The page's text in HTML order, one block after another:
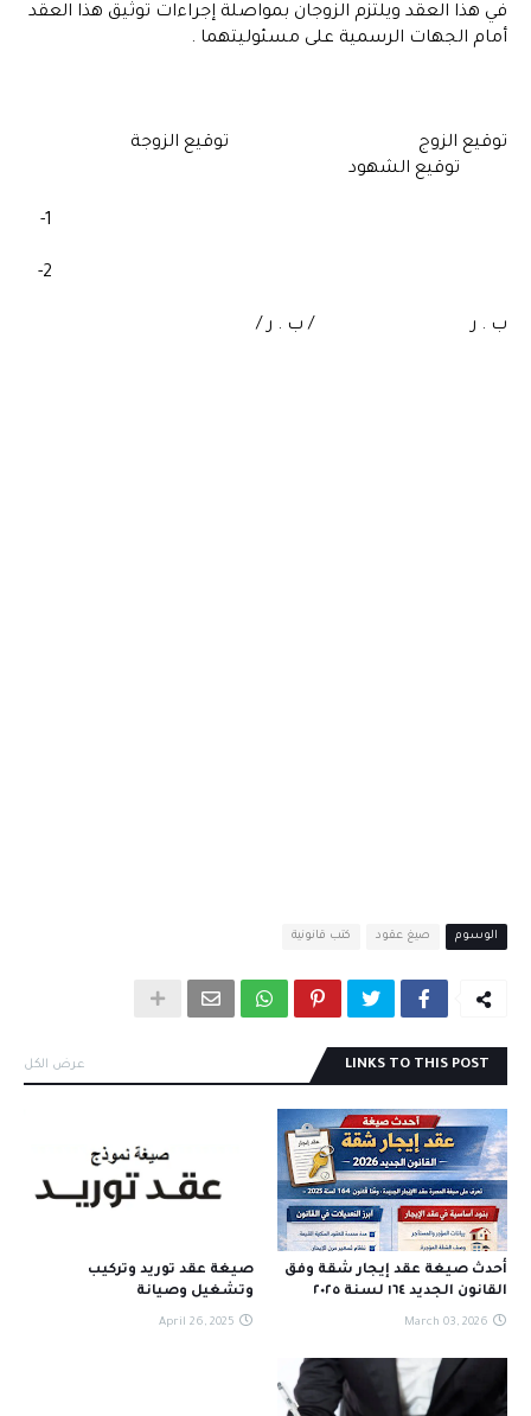
في هذا العقد ويلتزم الزوجان بمواصلة إجراءات توثيق هذا العقد
أمام الجهات الرسمية على مسئوليتهما .
توقيع الزوج توقيع الزوجة
توقيع الشهود
ب . ر / ب . ر /
الوسوم صيغ عقود كتب قانونية
LINKS TO THIS POST عرض الكل
أحدث صيغة عقد إيجار شقة وفق
القانون الجديد ١٦٤ لسنة ٢٠٢٥
March 03, 2026
صيغة عقد توريد وتركيب
وتشغيل وصيانة
April 26, 2025